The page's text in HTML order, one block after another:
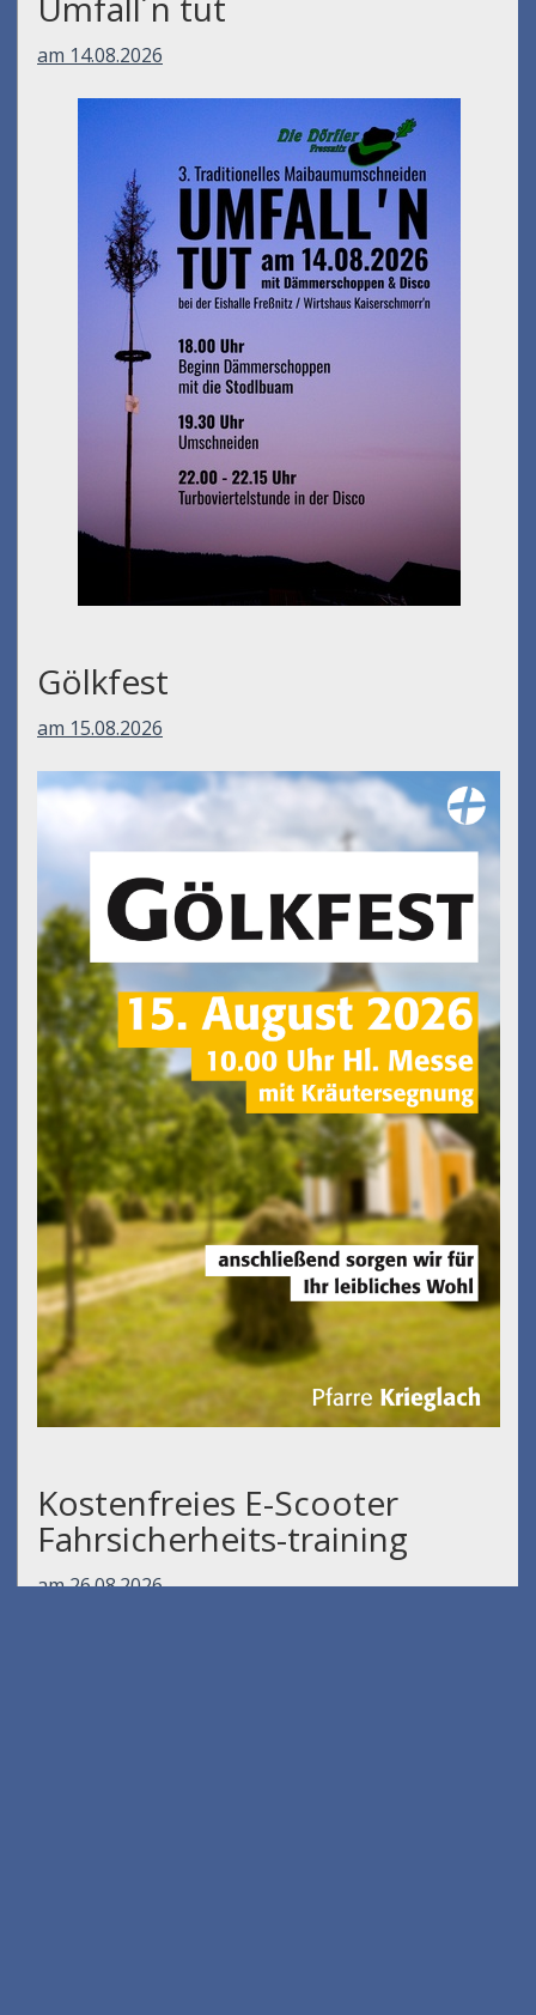
am 14.08.2026
Gölkfest
am 15.08.2026
Kostenfreies E-Scooter
Fahrsicherheits-training
am 26.08.2026